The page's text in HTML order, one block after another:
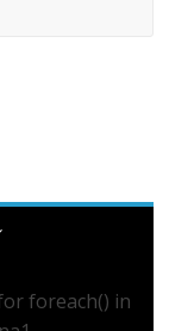
foreach() in